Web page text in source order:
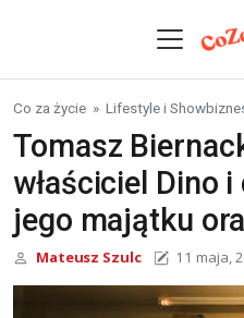
Co za życie » Lifestyle i
Tomasz
właściciel Dino
jego majątku
Mateusz Szulc 11 maja,